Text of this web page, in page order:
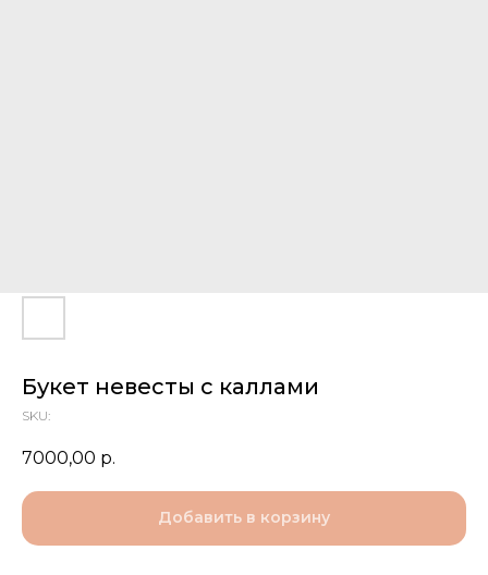
Букет невесты с каллами
SKU:
7000,00 р.
Добавить в корзину